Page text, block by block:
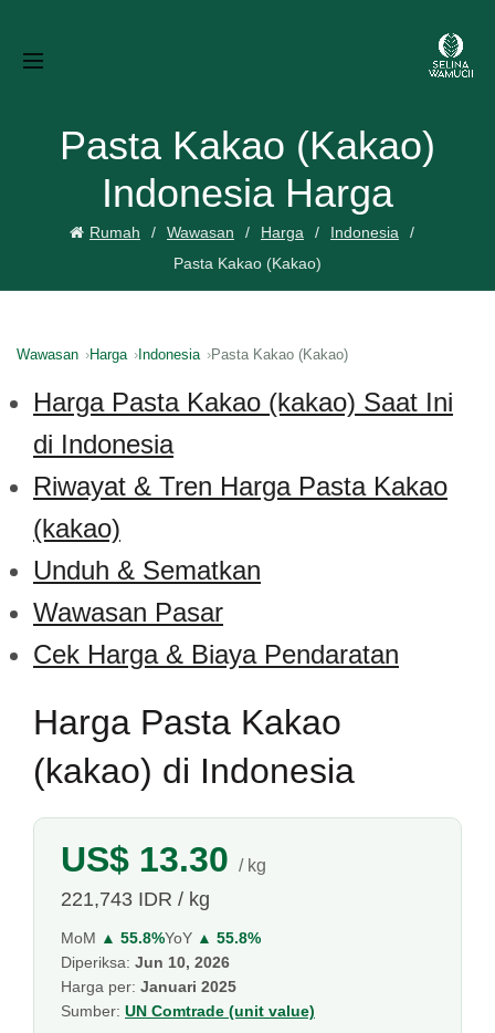
Pasta Kakao (Kakao)
Indonesia Harga
Rumah Wawasan Harga
Indonesia
Pasta Kakao (Kakao)
Wawasan Harga Indonesia Pasta Kakao (Kakao)
Harga Pasta Kakao (kakao) Saat Ini
di Indonesia
Riwayat & Tren Harga Pasta Kakao
(kakao)
Unduh & Sematkan
Wawasan Pasar
Cek Harga & Biaya Pendaratan
Harga Pasta Kakao
(kakao) di Indonesia
US$ 13.30 / kg
221,743 IDR / kg
MoM ▲ 55.8%YoY ▲ 55.8%
Diperiksa: Jun 10, 2026
Harga per: Januari 2025
Sumber: UN Comtrade (unit value)